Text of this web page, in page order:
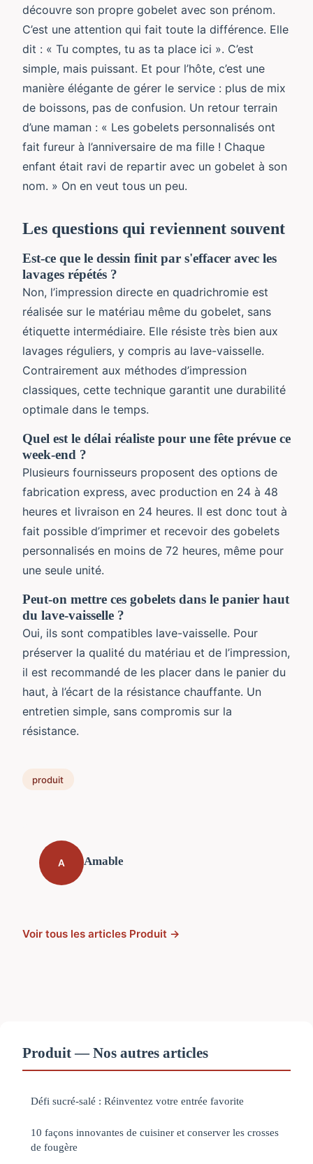
découvre son propre gobelet avec son prénom.
C’est une attention qui fait toute la différence. Elle
dit : « Tu comptes, tu as ta place ici ». C’est
simple, mais puissant. Et pour l’hôte, c’est une
manière élégante de gérer le service : plus de mix
de boissons, pas de confusion. Un retour terrain
d’une maman : « Les gobelets personnalisés ont
fait fureur à l’anniversaire de ma fille ! Chaque
enfant était ravi de repartir avec un gobelet à son
nom. » On en veut tous un peu.
Les questions qui reviennent souvent
Est-ce que le dessin finit par s'effacer avec les
lavages répétés ?
Non, l’impression directe en quadrichromie est
réalisée sur le matériau même du gobelet, sans
étiquette intermédiaire. Elle résiste très bien aux
lavages réguliers, y compris au lave-vaisselle.
Contrairement aux méthodes d’impression
classiques, cette technique garantit une durabilité
optimale dans le temps.
Quel est le délai réaliste pour une fête prévue ce
week-end ?
Plusieurs fournisseurs proposent des options de
fabrication express, avec production en 24 à 48
heures et livraison en 24 heures. Il est donc tout à
fait possible d’imprimer et recevoir des gobelets
personnalisés en moins de 72 heures, même pour
une seule unité.
Peut-on mettre ces gobelets dans le panier haut
du lave-vaisselle ?
Oui, ils sont compatibles lave-vaisselle. Pour
préserver la qualité du matériau et de l’impression,
il est recommandé de les placer dans le panier du
haut, à l’écart de la résistance chauffante. Un
entretien simple, sans compromis sur la
résistance.
produit
A Amable
Voir tous les articles Produit →
Produit — Nos autres articles
Défi sucré-salé : Réinventez votre entrée favorite
10 façons innovantes de cuisiner et conserver les crosses
de fougère